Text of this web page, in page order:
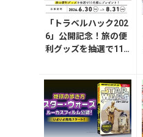
「トラベルハック202
6」公開記念！旅の便
利グッズを抽選で11